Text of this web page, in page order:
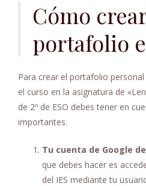
contenidoCómo
portafolio
Para crear el portafolio
el curso en la asignatura de
de 2º de ESO debes tener en
importantes.
Tu cuenta de Google
que debes hacer es
del IES mediante tu